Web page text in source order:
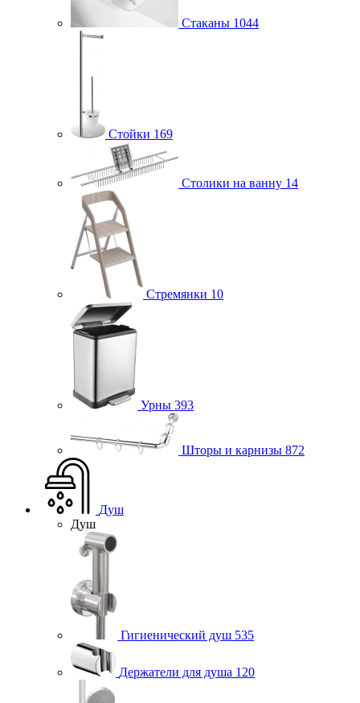
Стаканы 1044
Стойки 169
Столики на ванну 14
Стремянки 10
Урны 393
Шторы и карнизы 872
Душ
Душ
Гигиенический душ 535
Держатели для душа 120